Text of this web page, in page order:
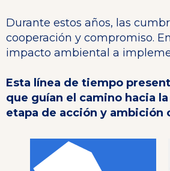
Durante estos años, las
cooperación y compromiso.
impacto ambiental a
Esta línea de tiempo
que guían el camino hacia
etapa de acción y ambición